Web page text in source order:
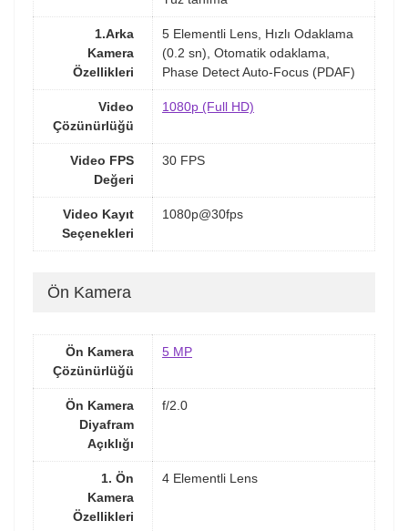
1.Arka
Kamera
Özellikleri
5 Elementli Lens, Hızlı Odaklama
(0.2 sn), Otomatik odaklama,
Phase Detect Auto-Focus (PDAF)
Video
Çözünürlüğü
1080p (Full HD)
Video FPS
Değeri
30 FPS
Video Kayıt
Seçenekleri
1080p@30fps
Ön Kamera
Ön Kamera
Çözünürlüğü
5 MP
Ön Kamera
Diyafram
Açıklığı
f/2.0
1. Ön
Kamera
Özellikleri
4 Elementli Lens